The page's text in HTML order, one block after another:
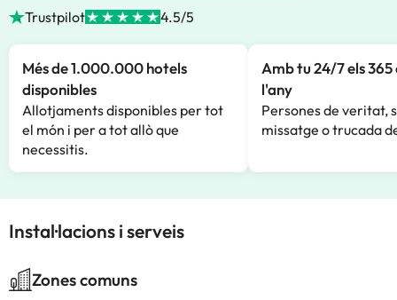
Trustpilot 4.5/5
Més de 1.000.000 hotels
disponibles
Allotjaments disponibles per tot
el món i per a tot allò que
necessitis.
Amb tu 24/7 els 365
l'any
Persones de veritat,
missatge o trucada
Instal·lacions i serveis
Zones comuns